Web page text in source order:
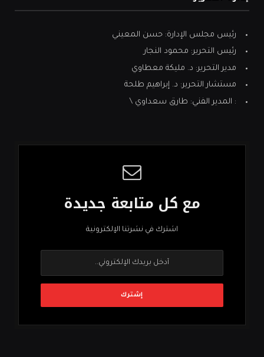
رئيس مجلس الإدارة: حسن المعيني
رئيس التحرير: محمود النجار
مدير التحرير: د. مليكة معطاوي
مستشار التحرير: د. إبراهيم طلحة
: المدير الفني: طارق سعداوي \
مع كل متابعة جديدة
اشترك في نشرتنا الإلكترونية